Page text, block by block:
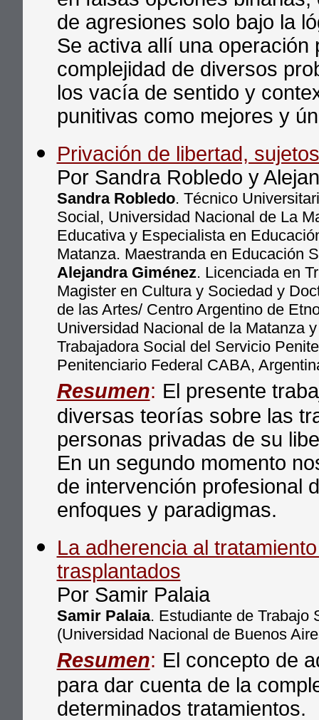
de agresiones solo bajo la
Se activa allí una operación
complejidad de diversos
los vacía de sentido y
punitivas como mejores y
Privación de libertad,
Por Sandra Robledo y
Sandra Robledo. Técnico
Social, Universidad Nacional de La
Educativa y Especialista en
Matanza. Maestranda en Educación
Alejandra Giménez. Licenciada en
Magister en Cultura y Sociedad y
de las Artes/ Centro Argentino de
Universidad Nacional de la Matanza
Trabajadora Social del Servicio
Penitenciario Federal CABA,
Resumen: El presente
diversas teorías sobre las
personas privadas de su
En un segundo momento
de intervención profesional
enfoques y paradigmas.
La adherencia al
trasplantados
Por Samir Palaia
Samir Palaia. Estudiante de Trabajo
(Universidad Nacional de Buenos
Resumen: El concepto de
para dar cuenta de la
determinados tratamientos.